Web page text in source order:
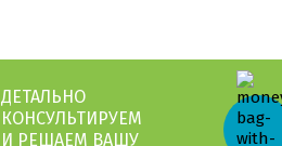
ДЕТАЛЬНО
КОНСУЛЬТИРУЕМ
И РЕШАЕМ ВАШУ